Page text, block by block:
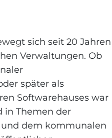
sich seit 20 Jahren
Verwaltungen. Ob
später als
Softwarehauses war
in Themen der
dem kommunalen